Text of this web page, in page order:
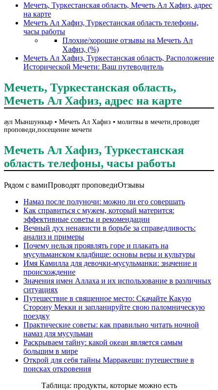
Мечеть, Туркестанская область, Мечеть Ал Хафиз, адрес
на карте
Мечеть Ал Хафиз, Туркестанская область телефоны,
часы работы
Плохие/хорошие отзывы на Мечеть Ал
Хафиз, (%)
Мечеть Ал Хафиз, Туркестанская область, Расположение
Исторической Мечети: Ваш путеводитель
Мечеть, Туркестанская область,
Мечеть Ал Хафиз, адрес на карте
аул Мыншункыр ▪️ Мечеть Ал Хафиз ▪️ молитвы в мечети,проводят
проповеди,посещение мечети
Мечеть Ал Хафиз, Туркестанская
область телефоны, часы работы
Рядом с вамиПроводят проповедиОтзывы
Намаз после полуночи: можно ли его совершать
Как справиться с мужем, который матерится:
эффективные советы и рекомендации
Вечный дух ненависти в борьбе за справедливость:
анализ и примеры
Почему нельзя проявлять горе и плакать на
мусульманском кладбище: основы веры и культуры
Имя Камилла для девочки-мусульманки: значение и
происхождение
Значения имен Аллаха и их использование в различных
ситуациях
Путешествие в священное место: Скачайте Какую
Сторону Мекки и запланируйте свою паломническую
поездку
Практические советы: как правильно читать ночной
намаз для мусульман
Раскрываем тайну: какой океан является самым
большим в мире
Открой для себя тайны Марракеши: путешествие в
поисках откровения
Таблица: продукты, которые можно есть